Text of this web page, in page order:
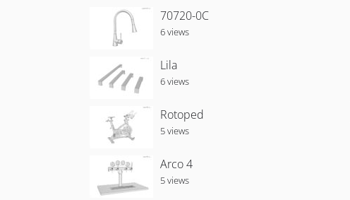
70720-0C
6 views
Lila
6 views
Rotoped
5 views
Arco 4
5 views